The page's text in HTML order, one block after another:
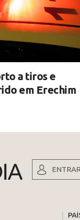
a tiros e
em Erechim
ENTRAR